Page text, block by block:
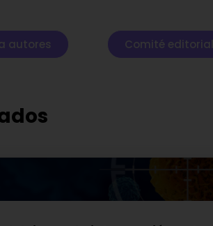
autores Comité editorial